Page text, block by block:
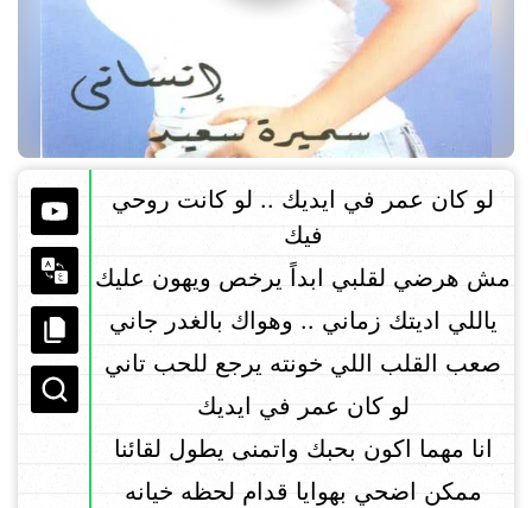
لو كان عمر في ايديك .. لو كانت روحي
فيك
مش هرضي لقلبي ابداً يرخص ويهون عليك
ياللي اديتك زماني .. وهواك بالغدر جاني
صعب القلب اللي خونته يرجع للحب تاني
لو كان عمر في ايديك
انا مهما اكون بحبك واتمنى يطول لقائنا
ممكن اضحي بهوايا قدام لحظه خيانه